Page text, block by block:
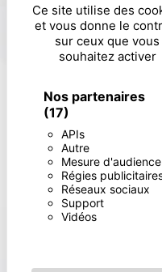
Ce site utilise des
et vous donne le
sur ceux que vous
souhaitez activer
Nos partenaires
(17)
APIs
Autre
Mesure d'audience
Régies
Réseaux sociaux
Support
Vidéos
** Les données
fins de vous contacter et
informatisé. Elles sont
but de répondre à votre
communiquées aux seuls
droits d’accès, de
limitation, d’opposition, de
moment et du droit
autorité de contrôle, ainsi
post-mortem. Vous pouvez
l'adresse ou par courrier
d'identité pourra vous être
pendant la période de prise
prescription légale aux fins
contentieux. Consultez le